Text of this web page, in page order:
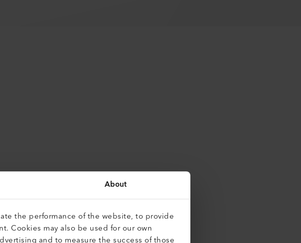
About
the performance of the website, to provide
Cookies may also be used for our own
and to measure the success of those